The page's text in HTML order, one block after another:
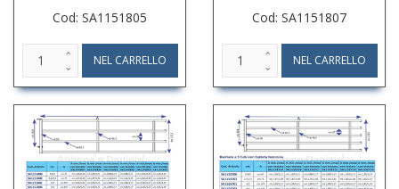
Cod: SA1151805 Cod: SA1151807